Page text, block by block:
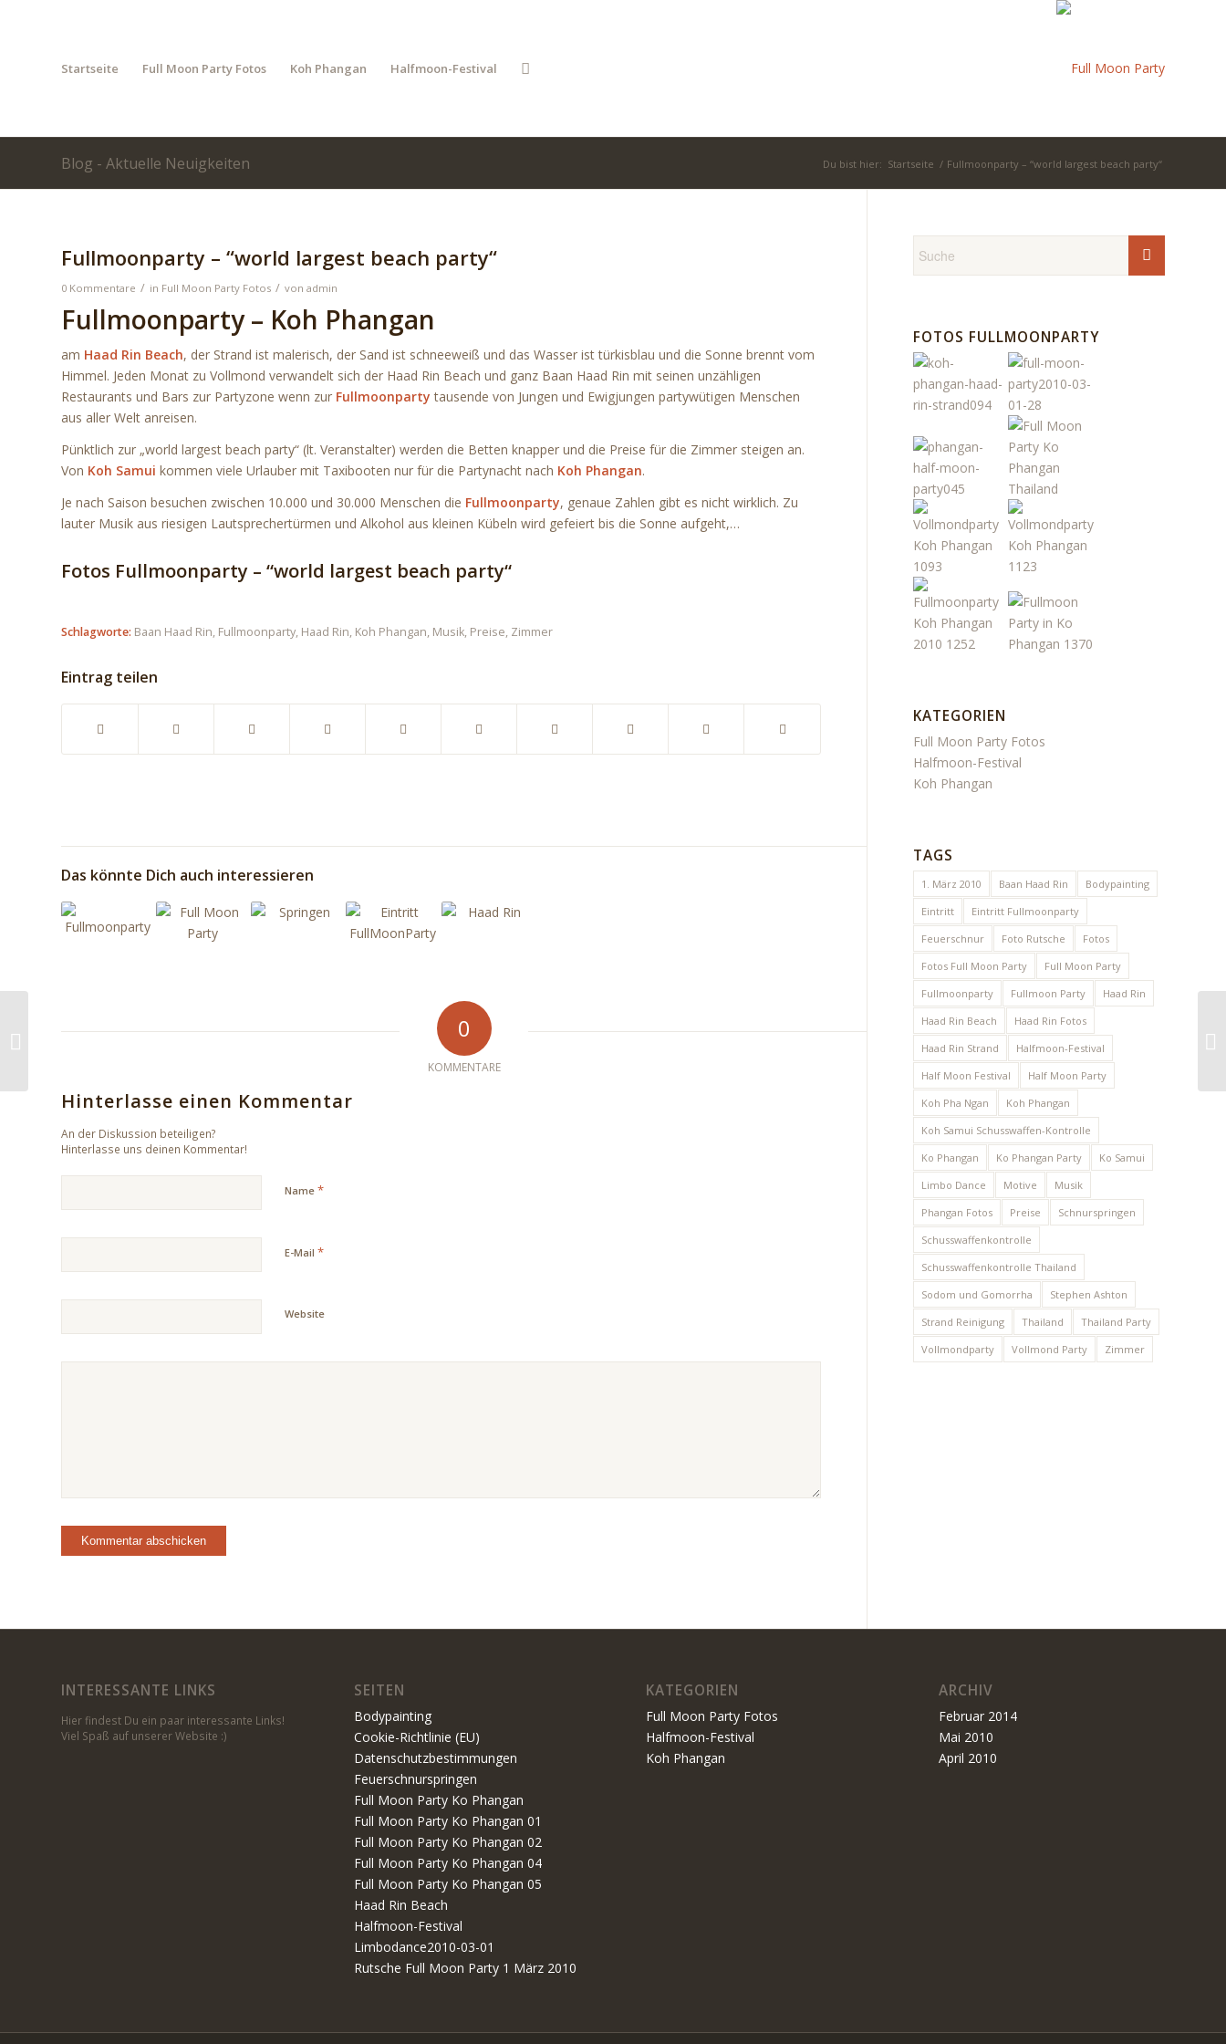
Startseite Full Moon Party Fotos Koh Phangan Halfmoon-Festival
Blog - Aktuelle Neuigkeiten Du bist hier: Startseite / Fullmoonparty – “world largest beach party“
Fullmoonparty – “world largest beach party“
0 Kommentare / in Full Moon Party Fotos / von admin
Fullmoonparty – Koh Phangan
am Haad Rin Beach, der Strand ist malerisch, der Sand ist schneeweiß und das Wasser ist türkisblau und die Sonne brennt vom
Himmel. Jeden Monat zu Vollmond verwandelt sich der Haad Rin Beach und ganz Baan Haad Rin mit seinen unzähligen
Restaurants und Bars zur Partyzone wenn zur Fullmoonparty tausende von Jungen und Ewigjungen partywütigen Menschen
aus aller Welt anreisen.
Pünktlich zur „world largest beach party“ (lt. Veranstalter) werden die Betten knapper und die Preise für die Zimmer steigen an.
Von Koh Samui kommen viele Urlauber mit Taxibooten nur für die Partynacht nach Koh Phangan.
Je nach Saison besuchen zwischen 10.000 und 30.000 Menschen die Fullmoonparty, genaue Zahlen gibt es nicht wirklich. Zu
lauter Musik aus riesigen Lautsprechertürmen und Alkohol aus kleinen Kübeln wird gefeiert bis die Sonne aufgeht,…
Fotos Fullmoonparty – “world largest beach party“
Schlagworte: Baan Haad Rin, Fullmoonparty, Haad Rin, Koh Phangan, Musik, Preise, Zimmer
Eintrag teilen
Das könnte Dich auch interessieren
0
KOMMENTARE
Hinterlasse einen Kommentar
An der Diskussion beteiligen?
Hinterlasse uns deinen Kommentar!
Name *
E-Mail *
Website
FOTOS FULLMOONPARTY
KATEGORIEN
Full Moon Party Fotos
Halfmoon-Festival
Koh Phangan
TAGS
1. März 2010 Baan Haad Rin
Bodypainting
Eintritt
Eintritt Fullmoonparty
Feuerschnur
Foto Rutsche
Fotos
Fotos Full Moon Party
Full Moon Party
Fullmoonparty
Fullmoon Party
Haad Rin
Haad Rin Beach
Haad Rin Fotos
Haad Rin Strand
Halfmoon-Festival
Half Moon Festival
Half Moon Party
Koh Pha Ngan
Koh Phangan
Koh Samui Schusswaffen-Kontrolle
Ko Phangan
Ko Phangan Party
Ko Samui
Limbo Dance
Motive
Musik
Phangan Fotos
Preise
Schnurspringen
Schusswaffenkontrolle
Schusswaffenkontrolle Thailand
Sodom und Gomorrha
Stephen Ashton
Strand Reinigung
Thailand
Thailand Party
Vollmondparty
Vollmond Party Zimmer
INTERESSANTE LINKS
Hier findest Du ein paar interessante Links!
Viel Spaß auf unserer Website :)
SEITEN
Bodypainting
Cookie-Richtlinie (EU)
Datenschutzbestimmungen
Feuerschnurspringen
Full Moon Party Ko Phangan
Full Moon Party Ko Phangan 01
Full Moon Party Ko Phangan 02
Full Moon Party Ko Phangan 04
Full Moon Party Ko Phangan 05
Haad Rin Beach
Halfmoon-Festival
Limbodance2010-03-01
Rutsche Full Moon Party 1 März 2010
KATEGORIEN
Full Moon Party Fotos
Halfmoon-Festival
Koh Phangan
ARCHIV
Februar 2014
Mai 2010
April 2010